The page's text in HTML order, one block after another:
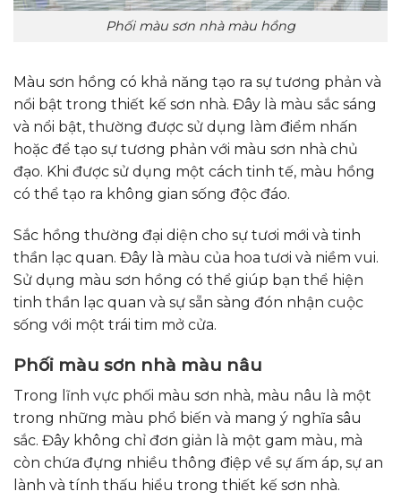
Phối màu sơn nhà màu hồng
Màu sơn hồng có khả năng tạo ra sự tương phản và
nổi bật trong thiết kế sơn nhà. Đây là màu sắc sáng
và nổi bật, thường được sử dụng làm điểm nhấn
hoặc để tạo sự tương phản với màu sơn nhà chủ
đạo. Khi được sử dụng một cách tinh tế, màu hồng
có thể tạo ra không gian sống độc đáo.
Sắc hồng thường đại diện cho sự tươi mới và tinh
thần lạc quan. Đây là màu của hoa tươi và niềm vui.
Sử dụng màu sơn hồng có thể giúp bạn thể hiện
tinh thần lạc quan và sự sẵn sàng đón nhận cuộc
sống với một trái tim mở cửa.
Phối màu sơn nhà màu nâu
Trong lĩnh vực phối màu sơn nhà, màu nâu là một
trong những màu phổ biến và mang ý nghĩa sâu
sắc. Đây không chỉ đơn giản là một gam màu, mà
còn chứa đựng nhiều thông điệp về sự ấm áp, sự an
lành và tính thấu hiểu trong thiết kế sơn nhà.